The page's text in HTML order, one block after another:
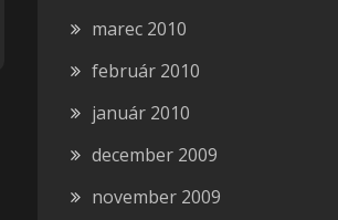
marec 2010
február 2010
január 2010
december 2009
november 2009